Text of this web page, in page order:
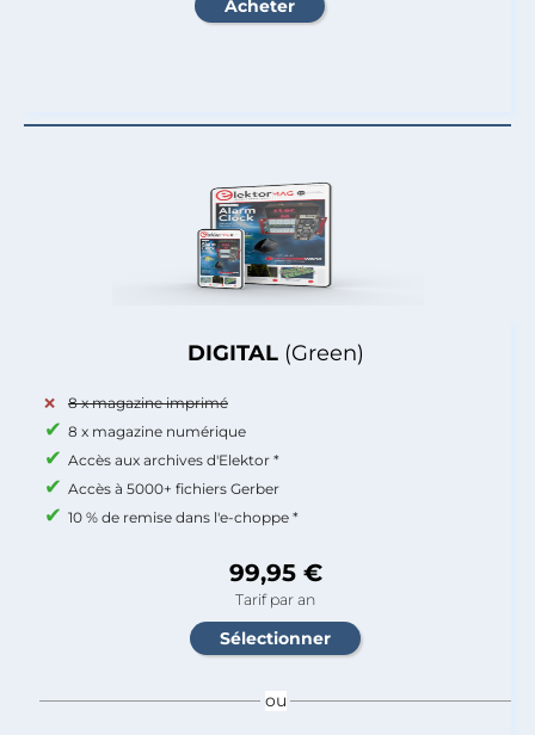
DIGITAL (Green)
8 x magazine imprimé
8 x magazine numérique
Accès aux archives d'Elektor *
Accès à 5000+ fichiers Gerber
10 % de remise dans l'e-choppe *
99,95 €
Tarif par an
ou